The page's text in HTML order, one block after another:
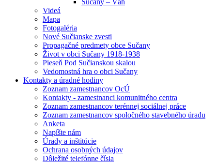
Sučany – Váh
Videá
Mapa
Fotogaléria
Nové Sučianske zvesti
Propagačné predmety obce Sučany
Život v obci Sučany 1918-1938
Pieseň Pod Sučianskou skalou
Vedomostná hra o obci Sučany
Kontakty a úradné hodiny
Zoznam zamestnancov OcÚ
Kontakty - zamestnanci komunitného centra
Zoznam zamestnancov terénnej sociálnej práce
Zoznam zamestnancov spoločného stavebného úradu
Anketa
Napíšte nám
Úrady a inštitúcie
Ochrana osobných údajov
Dôležité telefónne čísla